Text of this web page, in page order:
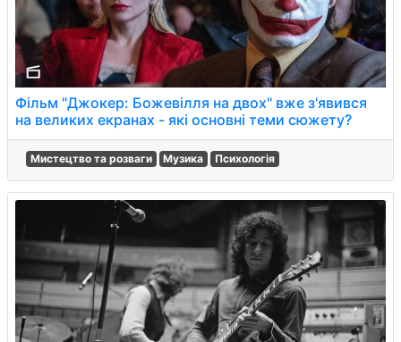
Фільм "Джокер: Божевілля на двох" вже з'явився
на великих екранах - які основні теми сюжету?
Мистецтво та розваги Музика Психологія